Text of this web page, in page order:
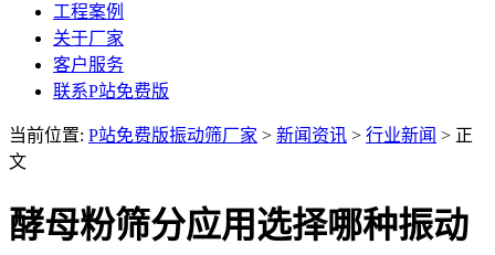
工程案例
关于厂家
客户服务
联系P站免费版
当前位置: P站免费版振动筛厂家 > 新闻资讯 > 行业新闻 > 正
文
酵母粉筛分应用选择哪种振动